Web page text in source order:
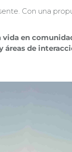
Con una
vida en
áreas de